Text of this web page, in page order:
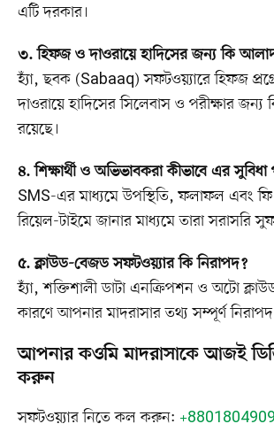
এটি দরকার।
৩. হিফজ ও দাওরায়ে হাদিসের জন্য কি
হ্যাঁ, ছবক (Sabaaq) সফটওয়্যারে হিফজ
দাওরায়ে হাদিসের সিলেবাস ও পরীক্ষার
রয়েছে।
৪. শিক্ষার্থী ও অভিভাবকরা কীভাবে এর সুবিধা
SMS-এর মাধ্যমে উপস্থিতি, ফলাফল এবং ফি
রিয়েল-টাইমে জানার মাধ্যমে তারা সরাসরি
৫. ক্লাউড-বেজড সফটওয়্যার কি নিরাপদ?
হ্যাঁ, শক্তিশালী ডাটা এনক্রিপশন ও অটো
কারণে আপনার মাদরাসার তথ্য সম্পূর্ণ
আপনার কওমি মাদরাসাকে আজই
করুন
সফটওয়্যার নিতে কল করুন: